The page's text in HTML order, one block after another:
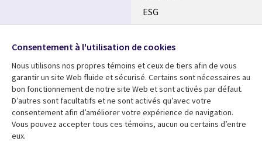
ESG
Fusions
Salle de presse
Ressources
Articles
Support
Suivez-nous
Social
Media
Global
FR
Consentement à l'utilisation de cookies
Nous utilisons nos propres témoins et ceux de tiers afin de vous
garantir un site Web fluide et sécurisé. Certains sont nécessaires au
bon fonctionnement de notre site Web et sont activés par défaut.
D’autres sont facultatifs et ne sont activés qu’avec votre
consentement afin d’améliorer votre expérience de navigation.
Vous pouvez accepter tous ces témoins, aucun ou certains d’entre
eux.